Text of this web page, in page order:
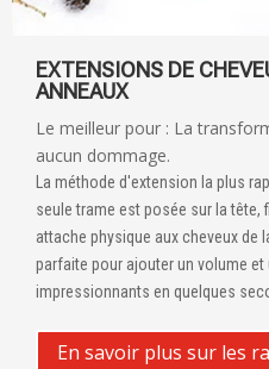
EXTENSIONS DE
ANNEAUX
Le meilleur pour : La
aucun dommage.
La méthode d'extension la plus
seule trame est posée sur la tête,
attache physique aux cheveux de
parfaite pour ajouter un volume et
impressionnants en quelques
En savoir plus sur les